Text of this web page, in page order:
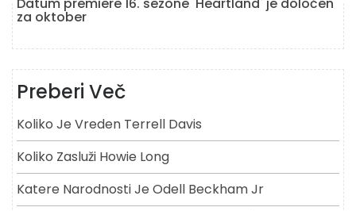
za oktober
Preberi Več
Koliko Je Vreden Terrell Davis
Koliko Zasluži Howie Long
Katere Narodnosti Je Odell Beckham Jr